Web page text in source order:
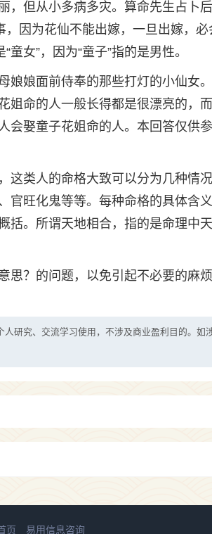
但从小多病多灾。算命先生占卜后
，因为花仙不能出嫁，一旦出嫁，必
女”，因为“童子”指的是男性。
娘娘面前侍奉的那些打灯的小仙女
姐命的人一般长得都是很漂亮的，
会娶童子花姐命的人。本回答仅供参
类人的命格大致可以分为几种情况
官旺化鬼等等。每种命格的具体含
括。所谓天地相合，指的是命理中
？的问题，以免引起不必要的麻烦
研究、交流学习使用，不涉及商业盈利目的。如
页 易用信息咨询